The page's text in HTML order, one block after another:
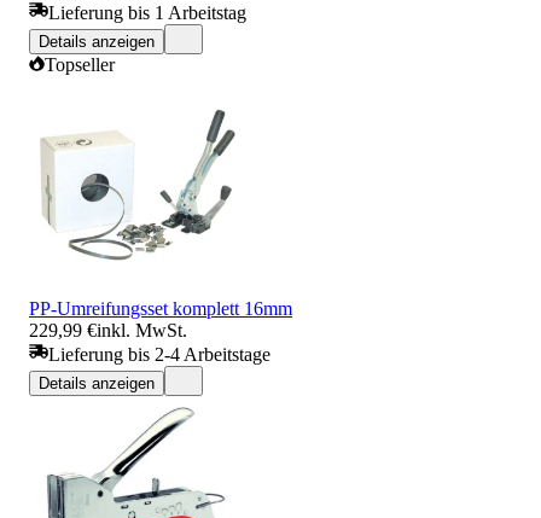
Lieferung bis 1 Arbeitstag
Details anzeigen
Topseller
PP-Umreifungsset komplett 16mm
229,99 €inkl. MwSt.
Lieferung bis 2-4 Arbeitstage
Details anzeigen